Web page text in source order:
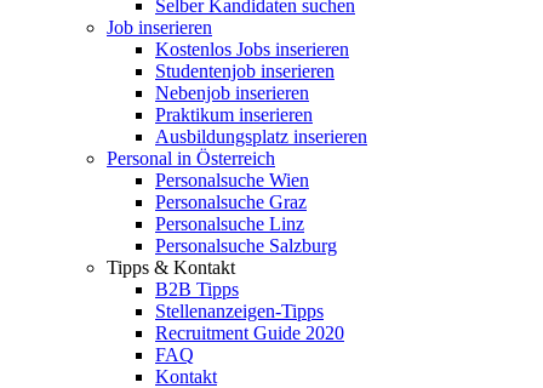
Selber Kandidaten suchen
Job inserieren
Kostenlos Jobs inserieren
Studentenjob inserieren
Nebenjob inserieren
Praktikum inserieren
Ausbildungsplatz inserieren
Personal in Österreich
Personalsuche Wien
Personalsuche Graz
Personalsuche Linz
Personalsuche Salzburg
Tipps & Kontakt
B2B Tipps
Stellenanzeigen-Tipps
Recruitment Guide 2020
FAQ
Kontakt